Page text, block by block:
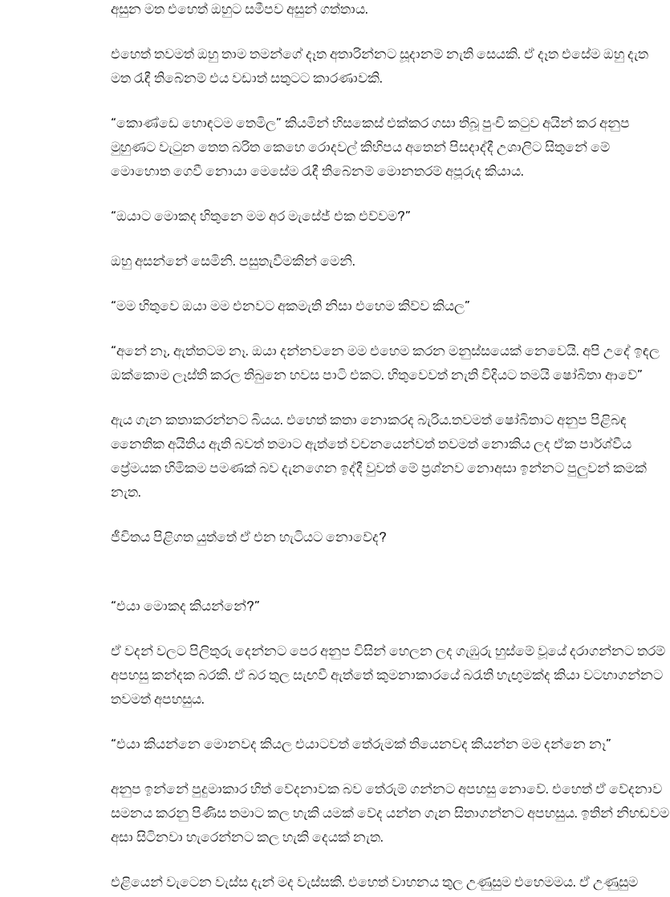
අසුන මත එහෙත් ඔහුට සමීපව අසුන් ගත්තාය.
එහෙත් තවමත් ඔහු තාම තමන්ගේ දෑත අතාරින්නට සූදානම් නැති සෙයකි. ඒ දෑත එසේම ඔහු දැත
මත රැඳී තිබේනම් එය වඩාත් සතුටට කාරණාවකි.
“කොණ්ඩෙ හොඳටම තෙමිල” කියමින් හිසකෙස් එක්කර ගසා තිබූ පුංචි කටුව අයින් කර අනුප
මුහුණට වැටුන තෙත බරිත කෙහෙ රොදවල් කිහිපය අතෙන් පිසදාද්දී උශාලිට සිතුනේ මේ
මොහොත ගෙවී නොයා මෙසේම රැඳී තිබේනම් මොනතරම් අපූරුද කියාය.
“ඔයාට මොකද හිතුනෙ මම අර මැසේජ් එක එව්වම?”
ඔහු අසන්නේ සෙමිනි. පසුතැවීමකින් මෙනි.
“මම හිතුවෙ ඔයා මම එනවට අකමැති නිසා එහෙම කිව්ව කියල”
“අනේ නෑ, ඇත්තටම නෑ. ඔයා දන්නවනෙ මම එහෙම කරන මනුස්සයෙක් නෙවෙයි. අපි උදේ ඉඳල
ඔක්කොම ලෑස්ති කරල තිබුනෙ හවස පාටි එකට. හිතුවෙවත් නැති විදියට තමයි ෂෝබිතා ආවේ”
ඇය ගැන කතාකරන්නට බියය. එහෙත් කතා නොකරද බැරිය.තවමත් ෂෝබිතාට අනුප පිළිබඳ
නෛතික අයිතිය ඇති බවත් තමාට ඇත්තේ වචනයෙන්වත් තවමත් නොකිය ලද ඒක පාර්ශ්වීය
ප්‍රේමයක හිමිකම පමණක් බව දැනගෙන ඉද්දී වුවත් මේ ප්‍රශ්නව නොඅසා ඉන්නට පුලුවන් කමක්
නැත.
ජීවිතය පිළිගත යුත්තේ ඒ එන හැටියට නොවේද?
“එයා මොකද කියන්නේ?”
ඒ වදන් වලට පිලිතුරු දෙන්නට පෙර අනුප විසින් හෙලන ලද ගැඹුරු හුස්මේ වූයේ දරාගන්නට තරම්
අපහසු කන්දක බරකි. ඒ බර තුල සැඟවී ඇත්තේ කුමනාකාරයේ බරැති හැඟුමක්ද කියා වටහාගන්නට
තවමත් අපහසුය.
“එයා කියන්නෙ මොනවද කියල එයාටවත් තේරුමක් තියෙනවද කියන්න මම දන්නෙ නෑ”
අනුප ඉන්නේ පුදුමාකාර හිත් වේදනාවක බව තේරුම් ගන්නට අපහසු නොවේ. එහෙත් ඒ වේදනාව
සමනය කරනු පිණිස තමාට කල හැකි යමක් වේද යන්න ගැන සිතාගන්නට අපහසුය. ඉතින් නිහඬවම
අසා සිටිනවා හැරෙන්නට කල හැකි දෙයක් නැත.
එළියෙන් වැටෙන වැස්ස දැන් මද වැස්සකි. එහෙත් වාහනය තුල උණුසුම එහෙමමය. ඒ උණුසුම